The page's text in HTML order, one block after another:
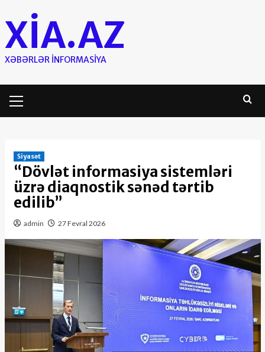
to
content
XIA.AZ
XƏBƏRLƏR INFORMASIYA
Menu
Siyasət
“Dövlət informasiya sistemləri
üzrə diaqnostik sənəd tərtib
edilib”
admin 27 Fevral 2026